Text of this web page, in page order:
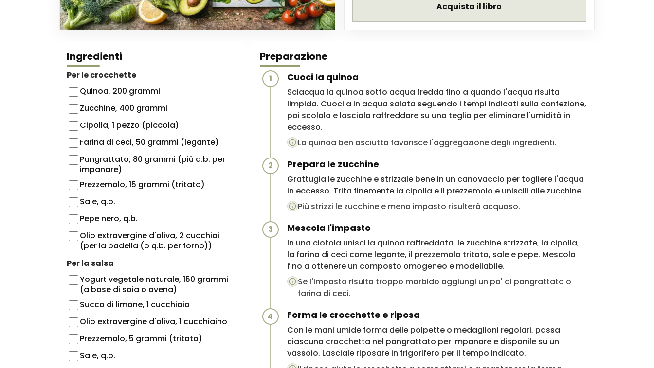
Acquista il libro
Ingredienti
Per le crocchette
Quinoa, 200 grammi
Zucchine, 400 grammi
Cipolla, 1 pezzo (piccola)
Farina di ceci, 50 grammi (legante)
Pangrattato, 80 grammi (più q.b. per
impanare)
Prezzemolo, 15 grammi (tritato)
Sale, q.b.
Pepe nero, q.b.
Olio extravergine d'oliva, 2 cucchiai
(per la padella (o q.b. per forno))
Per la salsa
Yogurt vegetale naturale, 150 grammi
(a base di soia o avena)
Succo di limone, 1 cucchiaio
Olio extravergine d'oliva, 1 cucchiaino
Prezzemolo, 5 grammi (tritato)
Sale, q.b.
Preparazione
1 Cuoci la quinoa
Sciacqua la quinoa sotto acqua fredda fino a quando l'acqua risulta
limpida. Cuocila in acqua salata seguendo i tempi indicati sulla confezione,
poi scolala e lasciala raffreddare su una teglia per eliminare l'umidità in
eccesso.
La quinoa ben asciutta favorisce l'aggregazione degli ingredienti.
2 Prepara le zucchine
Grattugia le zucchine e strizzale bene in un canovaccio per togliere l'acqua
in eccesso. Trita finemente la cipolla e il prezzemolo e uniscili alle zucchine.
Più strizzi le zucchine e meno impasto risulterà acquoso.
3 Mescola l'impasto
In una ciotola unisci la quinoa raffreddata, le zucchine strizzate, la cipolla,
la farina di ceci come legante, il prezzemolo tritato, sale e pepe. Mescola
fino a ottenere un composto omogeneo e modellabile.
Se l'impasto risulta troppo morbido aggiungi un po' di pangrattato o
farina di ceci.
4 Forma le crocchette e riposa
Con le mani umide forma delle polpette o medaglioni regolari, passa
ciascuna crocchetta nel pangrattato per impanare e disponile su un
vassoio. Lasciale riposare in frigorifero per il tempo indicato.